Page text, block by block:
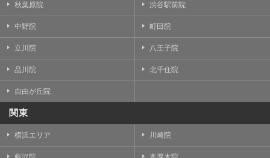
秋葉原院 渋谷駅前院
中野院 町田院
立川院 八王子院
品川院 北千住院
自由が丘院
関東
横浜エリア 川崎院